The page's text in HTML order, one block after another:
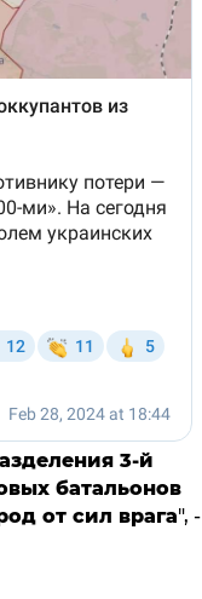
3-й
батальонов
от сил врага", -